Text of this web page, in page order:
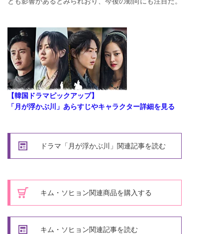
【韓国ドラマピックアップ】
「月が浮かぶ川」あらすじやキャラクター詳細を見る
ドラマ「月が浮かぶ川」関連記事を読む
キム・ソヒョン関連商品を購入する
キム・ソヒョン関連記事を読む